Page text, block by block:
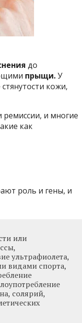
до
прыщи.У
кожи,
и многие
как
роль и гены, и
или
ультрафиолета,
видами спорта,
солярий,